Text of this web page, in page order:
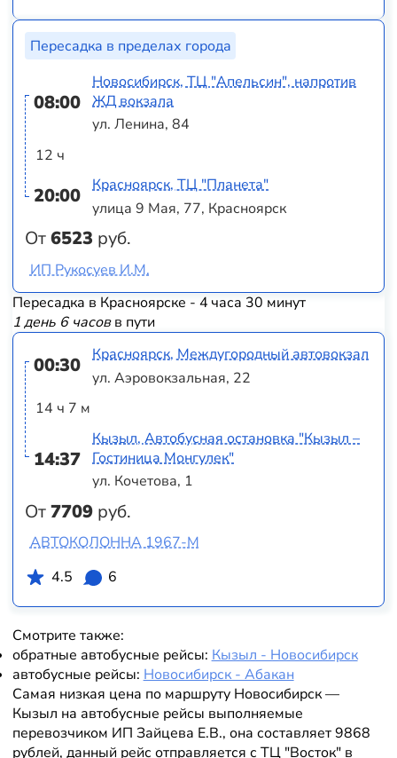
Пересадка в пределах города
08:00
12 ч
20:00
От6523 руб.
Новосибирск, ТЦ "Апельсин", напротив
ЖД вокзала
ул. Ленина, 84
Красноярск, ТЦ "Планета"
улица 9 Мая, 77, Красноярск
ИП Рукосуев И.М.
Пересадка в Красноярске - 4 часа 30 минут
1 день 6 часовв пути
00:30
14 ч 7 м
14:37
От7709 руб.
Красноярск, Междугородный автовокзал
ул. Аэровокзальная, 22
Кызыл, Автобусная остановка "Кызыл –
Гостиница Монгулек"
ул. Кочетова, 1
АВТОКОЛОННА 1967-М
4.5
6
Смотрите также:
обратные автобусные рейсы: Кызыл - Новосибирск
автобусные рейсы: Новосибирск - Абакан
Самая низкая цена по маршруту Новосибирск —
Кызыл на автобусные рейсы выполняемые
перевозчиком ИП Зайцева Е.В., она составляет 9868
рублей, данный рейс отправляется с ТЦ "Восток" в